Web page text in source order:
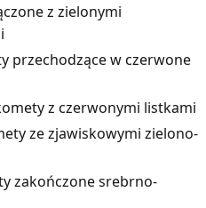
z zielonymi
przechodzące w czerwone
z czerwonymi listkami
ze zjawiskowymi zielono-
zakończone srebrno-